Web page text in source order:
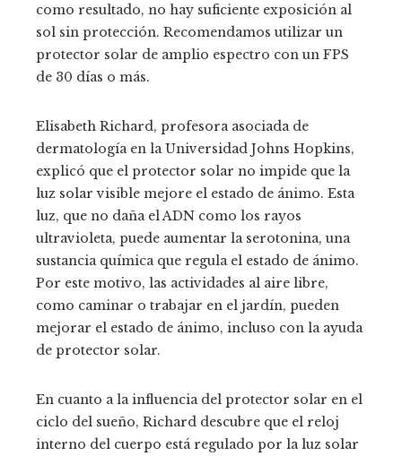
como resultado, no hay suficiente exposición al
sol sin protección. Recomendamos utilizar un
protector solar de amplio espectro con un FPS
de 30 días o más.
Elisabeth Richard, profesora asociada de
dermatología en la Universidad Johns Hopkins,
explicó que el protector solar no impide que la
luz solar visible mejore el estado de ánimo. Esta
luz, que no daña el ADN como los rayos
ultravioleta, puede aumentar la serotonina, una
sustancia química que regula el estado de ánimo.
Por este motivo, las actividades al aire libre,
como caminar o trabajar en el jardín, pueden
mejorar el estado de ánimo, incluso con la ayuda
de protector solar.
En cuanto a la influencia del protector solar en el
ciclo del sueño, Richard descubre que el reloj
interno del cuerpo está regulado por la luz solar